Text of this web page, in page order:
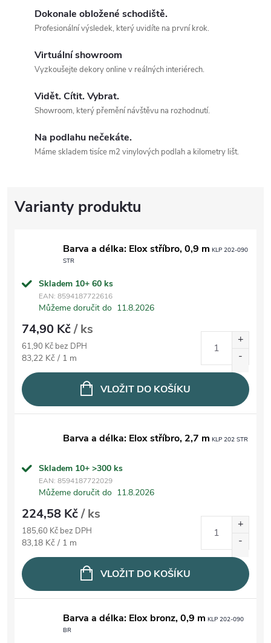
Dokonale obložené schodiště.
Profesionální výsledek, který uvidíte na první krok.
Virtuální showroom
Vyzkoušejte dekory online v reálných interiérech.
Vidět. Cítit. Vybrat.
Showroom, který přemění návštěvu na rozhodnutí.
Na podlahu nečekáte.
Máme skladem tisíce m2 vinylových podlah a kilometry lišt.
Barva a délka: Elox stříbro, 0,9 m KLP 202-090
STR
Skladem 10+ 60 ks
EAN: 8594187722616
Můžeme doručit do 11.8.2026
74,90 Kč/ ks
61,90 Kč bez DPH
Měrná cena:
83,22 Kč / 1 m
VLOŽIT DO KOŠÍKU
Barva a délka: Elox stříbro, 2,7 m KLP 202 STR
Skladem 10+ >300 ks
EAN: 8594187722029
Můžeme doručit do 11.8.2026
224,58 Kč/ ks
185,60 Kč bez DPH
Měrná cena:
83,18 Kč / 1 m
VLOŽIT DO KOŠÍKU
Barva a délka: Elox bronz, 0,9 m KLP 202-090
BR